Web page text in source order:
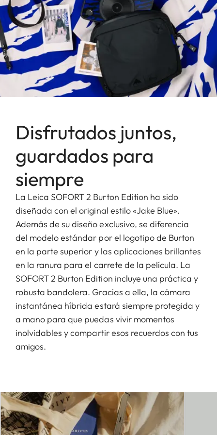
Disfrutados juntos,
guardados para
siempre
La Leica SOFORT 2 Burton Edition ha sido
diseñada con el original estilo «Jake Blue».
Además de su diseño exclusivo, se diferencia
del modelo estándar por el logotipo de Burton
en la parte superior y las aplicaciones brillantes
en la ranura para el carrete de la película. La
SOFORT 2 Burton Edition incluye una práctica y
robusta bandolera. Gracias a ella, la cámara
instantánea híbrida estará siempre protegida y
a mano para que puedas vivir momentos
inolvidables y compartir esos recuerdos con tus
amigos.